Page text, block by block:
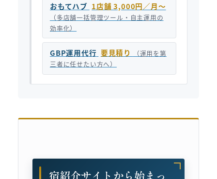
おもてハブ 1店舗 3,000円／月〜
（多店舗一括管理ツール・自主運用の
効率化）
GBP運用代行 要見積り
（運用を第
三者に任せたい方へ）
宿紹介サイトから始まっ